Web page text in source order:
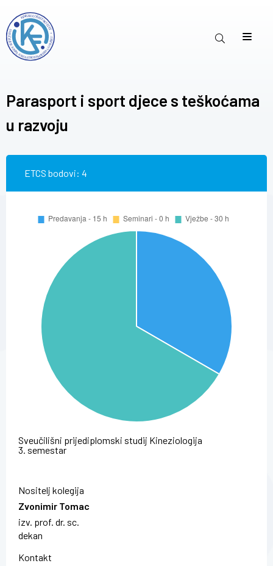
Parasport i sport djece s teškoćama
u razvoju
ETCS bodovi: 4
Sveučilišni prijediplomski studij Kineziologija
3. semestar
Nositelj kolegija
Zvonimir Tomac
izv. prof. dr. sc.
dekan
Kontakt